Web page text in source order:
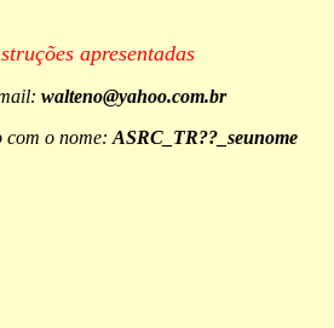
apresentadas
walteno@yahoo.com.br
com o nome: ASRC_TR??_seunome